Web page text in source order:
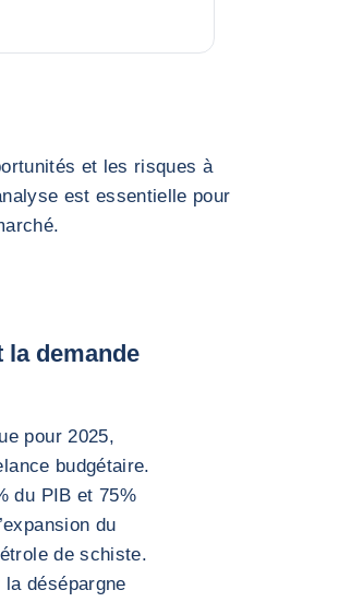
et les risques à
est essentielle pour
demande
pour 2025,
budgétaire.
du PIB et 75%
du
de schiste.
désépargne